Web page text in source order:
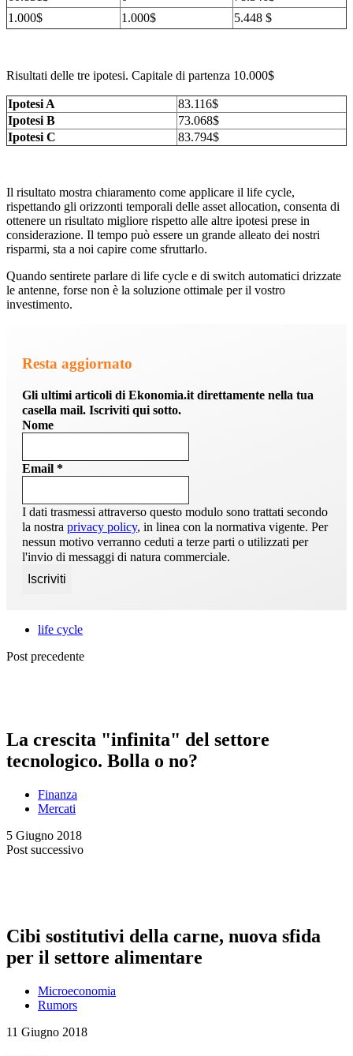
1.000$
1.000$ 5.448 $
Risultati delle tre ipotesi. Capitale di partenza 10.000$
Ipotesi A
83.116$
Ipotesi B
73.068$
Ipotesi C
83.794$
Il risultato mostra chiaramento come applicare il life cycle,
rispettando gli orizzonti temporali delle asset allocation, consenta di
ottenere un risultato migliore rispetto alle altre ipotesi prese in
considerazione. Il tempo può essere un grande alleato dei nostri
risparmi, sta a noi capire come sfruttarlo.
Quando sentirete parlare di life cycle e di switch automatici drizzate
le antenne, forse non è la soluzione ottimale per il vostro
investimento.
Resta aggiornato
Gli ultimi articoli di Ekonomia.it direttamente nella tua
casella mail. Iscriviti qui sotto.
Nome
Email *
I dati trasmessi attraverso questo modulo sono trattati secondo
la nostra privacy policy, in linea con la normativa vigente. Per
nessun motivo verranno ceduti a terze parti o utilizzati per
l'invio di messaggi di natura commerciale.
life cycle
Post precedente
La crescita "infinita" del settore
tecnologico. Bolla o no?
Finanza
Mercati
5 Giugno 2018
Post successivo
Cibi sostitutivi della carne, nuova sfida
per il settore alimentare
Microeconomia
Rumors
11 Giugno 2018